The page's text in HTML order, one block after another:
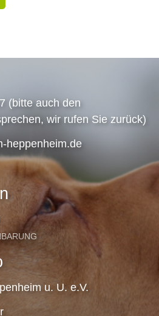
(bitte auch den
wir rufen Sie zurück)
heppenheim.de
u. U. e.V.